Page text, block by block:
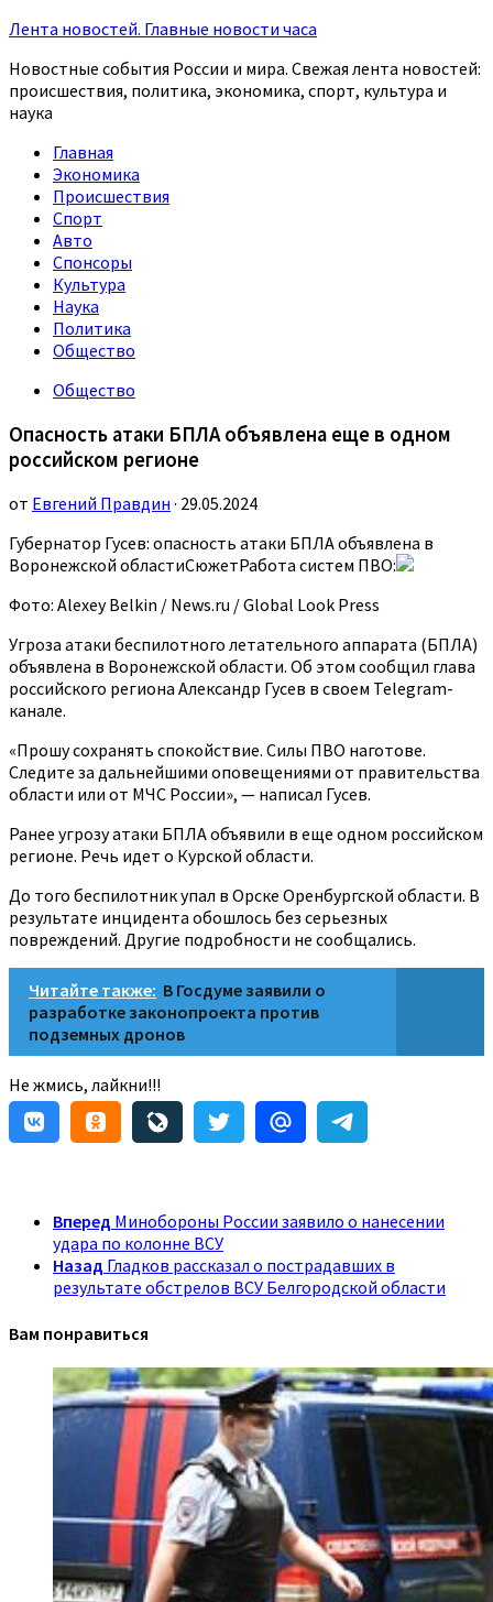
Лента новостей. Главные новости часа
Новостные события России и мира. Свежая лента новостей:
происшествия, политика, экономика, спорт, культура и
наука
Главная
Экономика
Происшествия
Спорт
Авто
Спонсоры
Культура
Наука
Политика
Общество
Общество
Опасность атаки БПЛА объявлена еще в одном
российском регионе
от Евгений Правдин · 29.05.2024
Губернатор Гусев: опасность атаки БПЛА объявлена в
Воронежской областиСюжетРабота систем ПВО:
Фото: Alexey Belkin / News.ru / Global Look Press
Угроза атаки беспилотного летательного аппарата (БПЛА)
объявлена в Воронежской области. Об этом сообщил глава
российского региона Александр Гусев в своем Telegram-
канале.
«Прошу сохранять спокойствие. Силы ПВО наготове.
Следите за дальнейшими оповещениями от правительства
области или от МЧС России», — написал Гусев.
Ранее угрозу атаки БПЛА объявили в еще одном российском
регионе. Речь идет о Курской области.
До того беспилотник упал в Орске Оренбургской области. В
результате инцидента обошлось без серьезных
повреждений. Другие подробности не сообщались.
Читайте также: В Госдуме заявили о
разработке законопроекта против
подземных дронов
Не жмись, лайкни!!!
Вперед Минобороны России заявило о нанесении
удара по колонне ВСУ
Назад Гладков рассказал о пострадавших в
результате обстрелов ВСУ Белгородской области
Вам понравиться